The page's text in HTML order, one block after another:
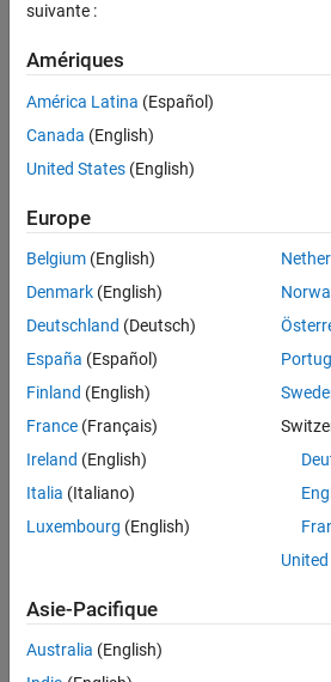
suivante :
Amériques
América Latina (Español)
Canada (English)
United States (English)
Europe
Belgium (English)
Denmark (English)
Deutschland (Deutsch)
España (Español)
Finland (English)
France (Français)
Ireland (English)
Italia (Italiano)
Luxembourg (English)
Asie-Pacifique
Australia (English)
Lutte anti-piratage
© 1994-2026 The MathWorks, Inc.